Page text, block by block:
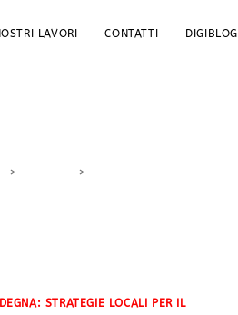
LAVORI CONTATTI DIGIBLOG
> >
STRATEGIE LOCALI PER IL